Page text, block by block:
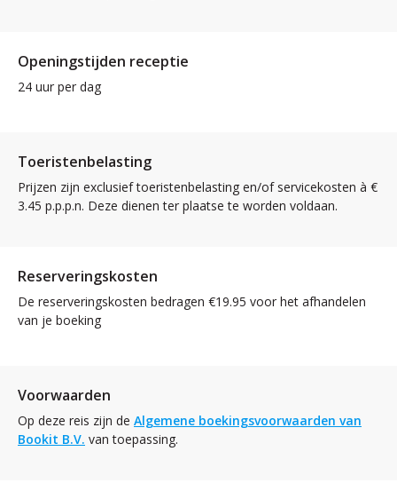
Openingstijden receptie
24 uur per dag
Toeristenbelasting
Prijzen zijn exclusief toeristenbelasting en/of servicekosten à €
3.45 p.p.p.n. Deze dienen ter plaatse te worden voldaan.
Reserveringskosten
De reserveringskosten bedragen €19.95 voor het afhandelen
van je boeking
Voorwaarden
Op deze reis zijn de Algemene boekingsvoorwaarden van
Bookit B.V. van toepassing.